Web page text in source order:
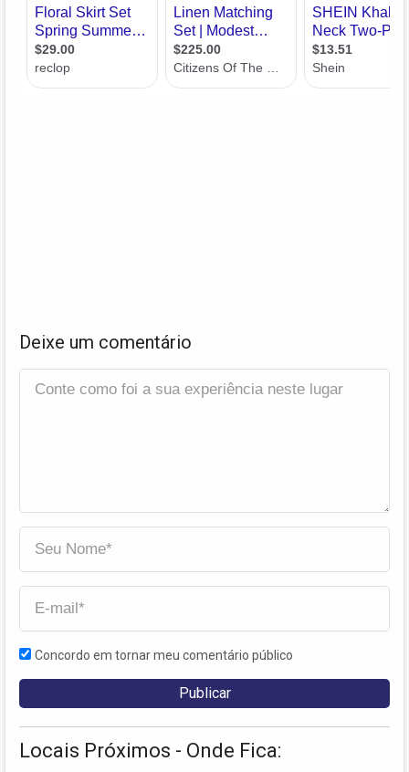
Deixe um comentário
Concordo em tornar meu comentário público
Locais Próximos - Onde Fica: